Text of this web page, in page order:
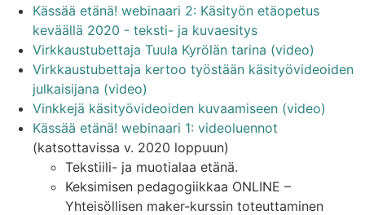
Kässää etänä! webinaari 2: Käsityön etäopetus
keväällä 2020 - teksti- ja kuvaesitys
Virkkaustubettaja Tuula Kyrölän tarina (video)
Virkkaustubettaja kertoo työstään käsityövideoiden
julkaisijana (video)
Vinkkejä käsityövideoiden kuvaamiseen (video)
Kässää etänä! webinaari 1: videoluennot
(katsottavissa v. 2020 loppuun)
Tekstiili- ja muotialaa etänä.
Keksimisen pedagogiikkaa ONLINE –
Yhteisöllisen maker-kurssin toteuttaminen